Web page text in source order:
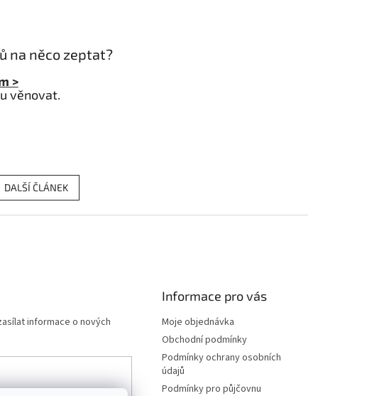
na něco zeptat?
>
věnovat.
DALŠÍ ČLÁNEK
informace o nových
Informace pro vás
Moje objednávka
Obchodní podmínky
Podmínky ochrany osobních
údajů
Podmínky pro půjčovnu